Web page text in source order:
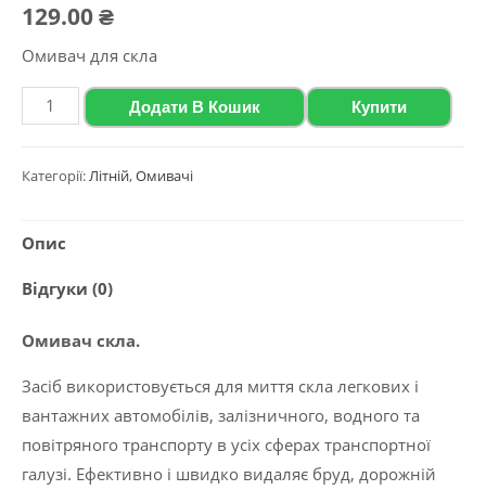
129.00₴
Омивач для скла
WAGEN
Омивач
літній,
Яблуко
Додати В Кошик Купити
Категорії: Літній,Омивачі
Опис
Відгуки (0)
Омивач скла.
Засіб використовується для миття скла легкових і
вантажних автомобілів, залізничного, водного та
повітряного транспорту в усіх сферах транспортної
галузі. Ефективно і швидко видаляє бруд, дорожній